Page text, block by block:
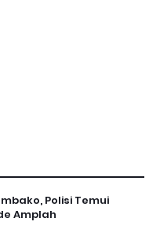
Polisi Temui
Amplah